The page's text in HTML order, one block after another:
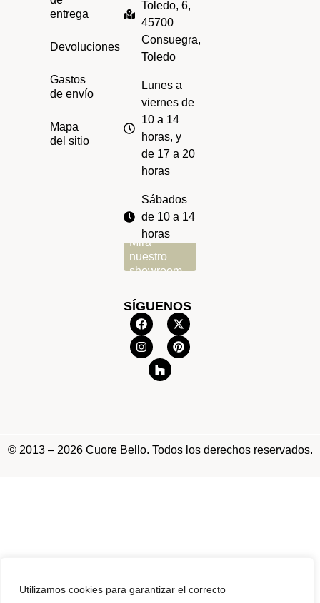
Utilizamos cookies para garantizar el correcto
entrega
Devoluciones
Gastos
de envío
Mapa
del sitio
Toledo, 6,
45700
Consuegra,
Toledo
Lunes a
viernes de
10 a 14
horas, y
de 17 a 20
horas
Sábados
de 10 a 14
horas
Mira
nuestro
showroom
SÍGUENOS
© 2013 – 2026 Cuore Bello. Todos los derechos reservados.